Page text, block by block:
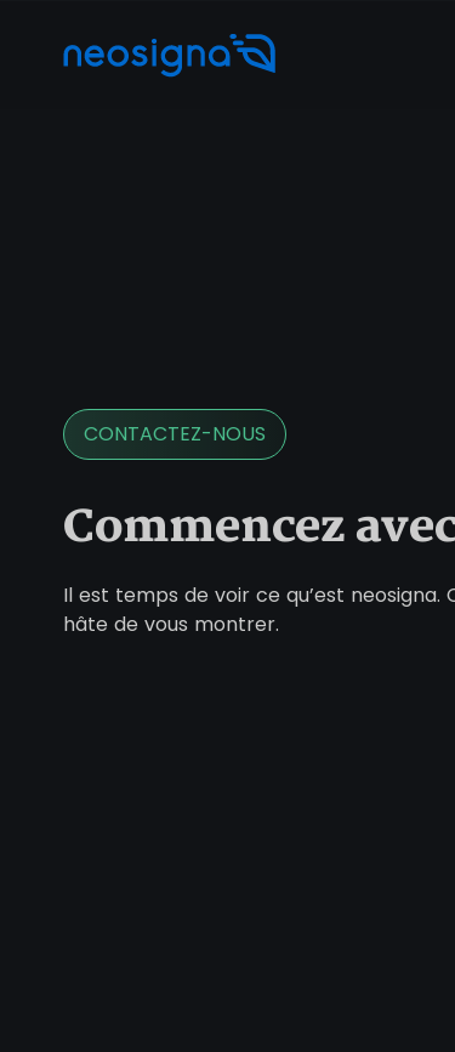
CONTACTEZ-NOUS
Commencez
Il est temps de voir ce qu’est neosigna.
hâte de vous montrer.